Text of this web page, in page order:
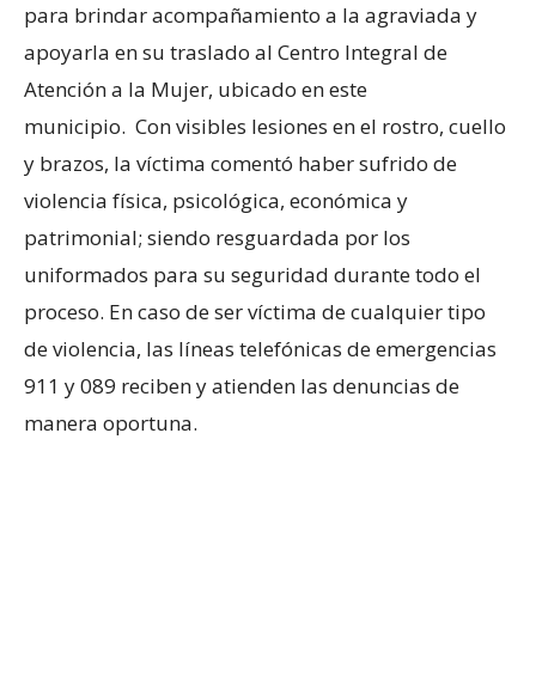
para brindar acompañamiento a la agraviada y
apoyarla en su traslado al Centro Integral de
Atención a la Mujer, ubicado en este
municipio. Con visibles lesiones en el rostro, cuello
y brazos, la víctima comentó haber sufrido de
violencia física, psicológica, económica y
patrimonial; siendo resguardada por los
uniformados para su seguridad durante todo el
proceso. En caso de ser víctima de cualquier tipo
de violencia, las líneas telefónicas de emergencias
911 y 089 reciben y atienden las denuncias de
manera oportuna.